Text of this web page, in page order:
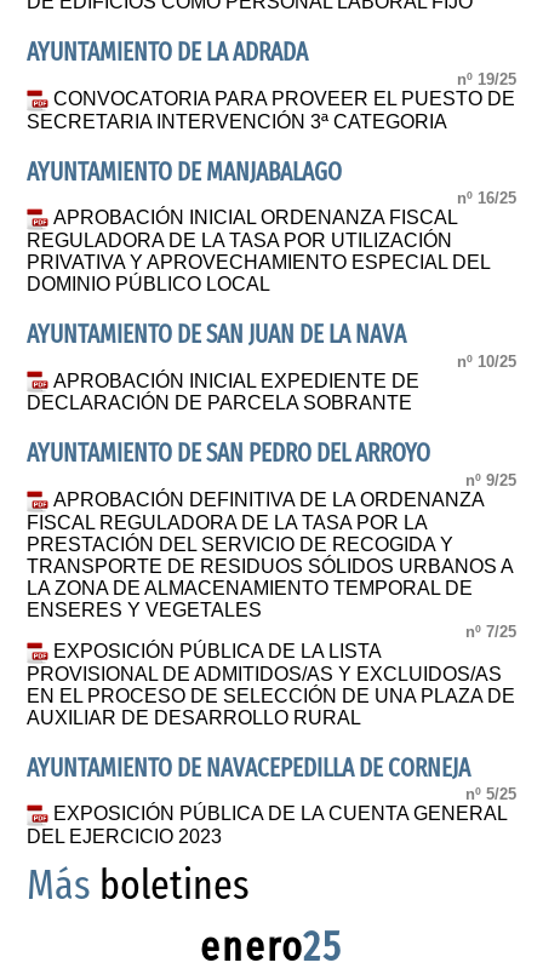
AYUNTAMIENTO DE LA ADRADA
nº 19/25
CONVOCATORIA PARA PROVEER EL PUESTO DE
SECRETARIA INTERVENCIÓN 3ª CATEGORIA
AYUNTAMIENTO DE MANJABALAGO
nº 16/25
APROBACIÓN INICIAL ORDENANZA FISCAL
REGULADORA DE LA TASA POR UTILIZACIÓN
PRIVATIVA Y APROVECHAMIENTO ESPECIAL DEL
DOMINIO PÚBLICO LOCAL
AYUNTAMIENTO DE SAN JUAN DE LA NAVA
nº 10/25
APROBACIÓN INICIAL EXPEDIENTE DE
DECLARACIÓN DE PARCELA SOBRANTE
AYUNTAMIENTO DE SAN PEDRO DEL ARROYO
nº 9/25
APROBACIÓN DEFINITIVA DE LA ORDENANZA
FISCAL REGULADORA DE LA TASA POR LA
PRESTACIÓN DEL SERVICIO DE RECOGIDA Y
TRANSPORTE DE RESIDUOS SÓLIDOS URBANOS A
LA ZONA DE ALMACENAMIENTO TEMPORAL DE
ENSERES Y VEGETALES
nº 7/25
EXPOSICIÓN PÚBLICA DE LA LISTA
PROVISIONAL DE ADMITIDOS/AS Y EXCLUIDOS/AS
EN EL PROCESO DE SELECCIÓN DE UNA PLAZA DE
AUXILIAR DE DESARROLLO RURAL
AYUNTAMIENTO DE NAVACEPEDILLA DE CORNEJA
nº 5/25
EXPOSICIÓN PÚBLICA DE LA CUENTA GENERAL
DEL EJERCICIO 2023
Más boletines
enero25